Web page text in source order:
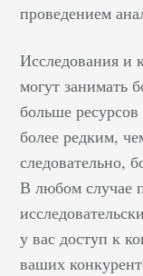
проведением
Исследования и
могут занимать
больше
более редким,
следовательно,
В любом случае
у вас доступ к
ваших